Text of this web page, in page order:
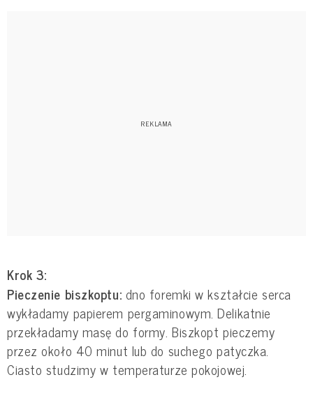
Krok 3:
Pieczenie biszkoptu: dno foremki w kształcie serca
wykładamy papierem pergaminowym. Delikatnie
przekładamy masę do formy. Biszkopt pieczemy
przez około 40 minut lub do suchego patyczka.
Ciasto studzimy w temperaturze pokojowej.